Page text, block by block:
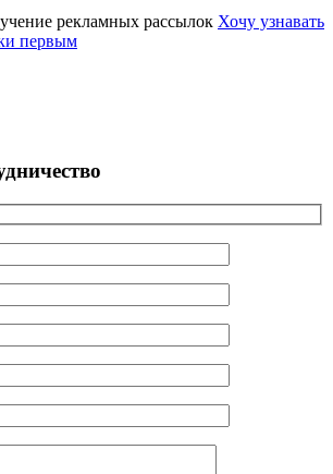
рекламных рассылок Хочу узнавать
первым